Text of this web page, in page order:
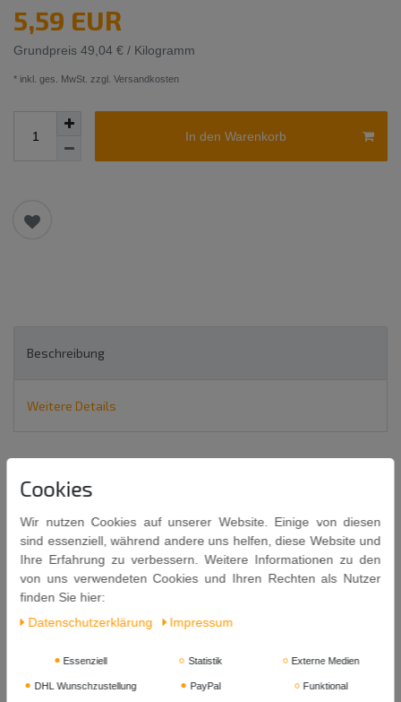
5,59 EUR
Grundpreis 49,04 € / Kilogramm
* inkl. ges. MwSt. zzgl. Versandkosten
In den Warenkorb
Beschreibung
Weitere Details
2 x 57g = 114g
EAGLOBE Sichuan Pfefferkörner
Sechuan, Szechuan, Szetschuan oder Sezuan
SICHUAN PEPPERCORNS
Pfefferkörner aus der Provinz Sichuan (China).
Er wird auch Szechuanpfeffer, Japanischer Pfeffer, Anispfeffer,
Cookies
Wir nutzen Cookies auf unserer Website. Einige von diesen
sind essenziell, während andere uns helfen, diese Website und
Ihre Erfahrung zu verbessern. Weitere Informationen zu den
von uns verwendeten Cookies und Ihren Rechten als Nutzer
finden Sie hier:
Daten­schutz­erklärung
Impressum
Essenziell Statistik Externe Medien
DHL Wunschzustellung PayPal Funktional